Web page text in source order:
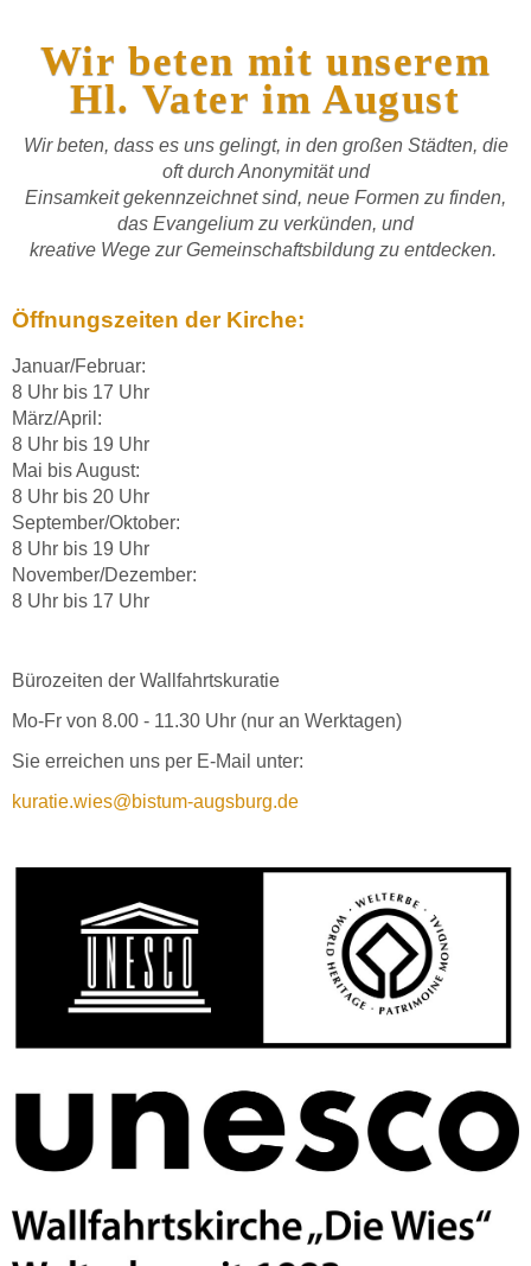
Wir beten mit unserem
Hl. Vater im August
Wir beten, dass es uns gelingt, in den großen Städten, die
oft durch Anonymität und
Einsamkeit gekennzeichnet sind, neue Formen zu finden,
das Evangelium zu verkünden, und
kreative Wege zur Gemeinschaftsbildung zu entdecken.
Öffnungszeiten der Kirche:
Januar/Februar:
8 Uhr bis 17 Uhr
März/April:
8 Uhr bis 19 Uhr
Mai bis August:
8 Uhr bis 20 Uhr
September/Oktober:
8 Uhr bis 19 Uhr
November/Dezember:
8 Uhr bis 17 Uhr
Bürozeiten der Wallfahrtskuratie
Mo-Fr von 8.00 - 11.30 Uhr (nur an Werktagen)
Sie erreichen uns per E-Mail unter:
kuratie.wies@bistum-augsburg.de